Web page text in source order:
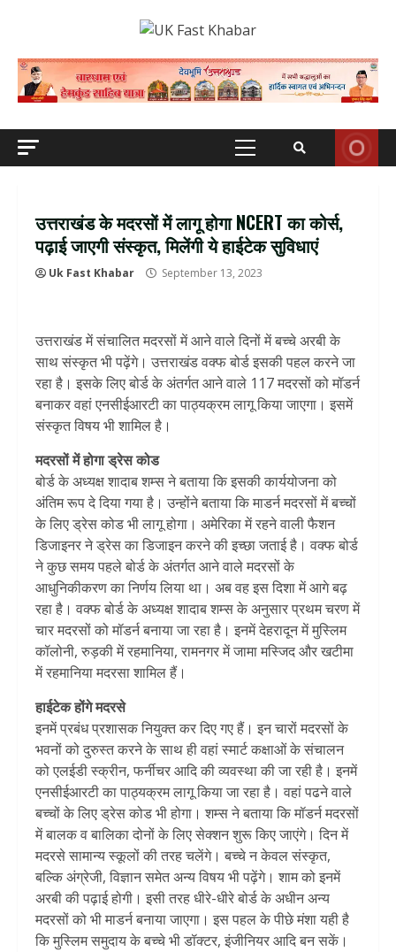
Primary
उत्तराखंड के मदरसों में लागू होगा NCERT का कोर्स,
पढ़ाई जाएगी संस्कृत, मिलेंगी ये हाईटेक सुविधाएं
Uk Fast Khabar September 13, 2023
उत्तराखंड में संचालित मदरसों में आने वाले दिनों में बच्चे अरबी के
साथ संस्कृत भी पढ़ेंगे। उत्तराखंड वक्फ बोर्ड इसकी पहल करने जा
रहा है। इसके लिए बोर्ड के अंतर्गत आने वाले 117 मदरसों को मॉडर्न
बनाकर वहां एनसीईआरटी का पाठ्यक्रम लागू किया जाएगा। इसमें
संस्कृत विषय भी शामिल है।
मदरसों में होगा ड्रेस कोड
बोर्ड के अध्यक्ष शादाब शम्स ने बताया कि इसकी कार्ययोजना को
अंतिम रूप दे दिया गया है। उन्होंने बताया कि माडर्न मदरसों में बच्चों
के लिए ड्रेस कोड भी लागू होगा। अमेरिका में रहने वाली फैशन
डिजाइनर ने ड्रेस का डिजाइन करने की इच्छा जताई है। वक्फ बोर्ड
ने कुछ समय पहले बोर्ड के अंतर्गत आने वाले मदरसों के
आधुनिकीकरण का निर्णय लिया था। अब वह इस दिशा में आगे बढ़
रहा है। वक्फ बोर्ड के अध्यक्ष शादाब शम्स के अनुसार प्रथम चरण में
चार मदरसों को मॉडर्न बनाया जा रहा है। इनमें देहरादून में मुस्लिम
कॉलोनी, रुड़की में रहमानिया, रामनगर में जामा मस्जिद और खटीमा
में रहमानिया मदरसा शामिल हैं।
हाईटेक होंगे मदरसे
इनमें प्रबंध प्रशासक नियुक्त कर दिए गए हैं। इन चारों मदरसों के
भवनों को दुरुस्त करने के साथ ही वहां स्मार्ट कक्षाओं के संचालन
को एलईडी स्क्रीन, फर्नीचर आदि की व्यवस्था की जा रही है। इनमें
एनसीईआरटी का पाठ्यक्रम लागू किया जा रहा है। वहां पढने वाले
बच्चों के लिए ड्रेस कोड भी होगा। शम्स ने बताया कि मॉडर्न मदरसों
में बालक व बालिका दोनों के लिए सेक्शन शुरू किए जाएंगे। दिन में
मदरसे सामान्य स्कूलों की तरह चलेंगे। बच्चे न केवल संस्कृत,
बल्कि अंग्रेजी, विज्ञान समेत अन्य विषय भी पढ़ेंगे। शाम को इनमें
अरबी की पढ़ाई होगी। इसी तरह धीरे-धीरे बोर्ड के अधीन अन्य
मदरसों को भी माडर्न बनाया जाएगा। इस पहल के पीछे मंशा यही है
कि मुस्लिम समुदाय के बच्चे भी डॉक्टर, इंजीनियर आदि बन सकें।